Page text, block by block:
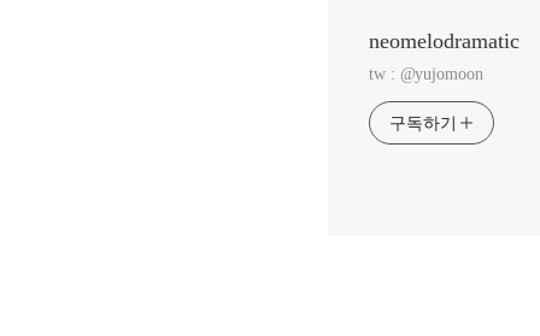
neomelodramatic
tw : @yujomoon
구독하기